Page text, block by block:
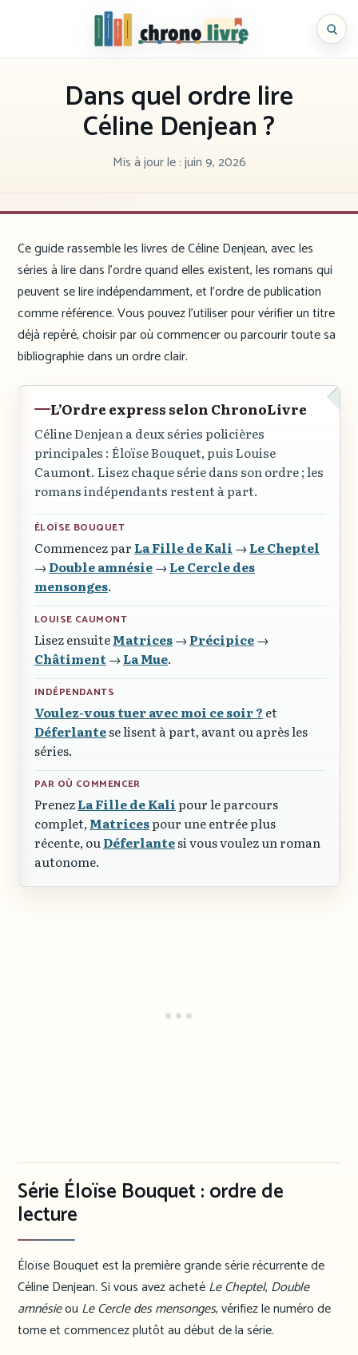
Chronolivre
Dans quel ordre lire
Céline Denjean ?
Mis à jour le :juin 9, 2026
Ce guide rassemble les livres de Céline Denjean, avec les
séries à lire dans l’ordre quand elles existent, les romans qui
peuvent se lire indépendamment, et l’ordre de publication
comme référence. Vous pouvez l’utiliser pour vérifier un titre
déjà repéré, choisir par où commencer ou parcourir toute sa
bibliographie dans un ordre clair.
L’Ordre express selon ChronoLivre
Céline Denjean a deux séries policières
principales : Éloïse Bouquet, puis Louise
Caumont. Lisez chaque série dans son ordre ; les
romans indépendants restent à part.
ÉLOÏSE BOUQUET
Commencez par La Fille de Kali →Le Cheptel
→Double amnésie→Le Cercle des
mensonges.
LOUISE CAUMONT
Lisez ensuiteMatrices→Précipice→
Châtiment→La Mue.
INDÉPENDANTS
Voulez-vous tuer avec moi ce soir ? et
Déferlantese lisent à part, avant ou après les
séries.
PAR OÙ COMMENCER
PrenezLa Fille de Kalipour le parcours
complet,Matricespour une entrée plus
récente, ouDéferlantesi vous voulez un roman
autonome.
Série Éloïse Bouquet : ordre de
lecture
Éloïse Bouquet est la première grande série récurrente de
Céline Denjean. Si vous avez achetéLe Cheptel, Double
amnésieou Le Cercle des mensonges, vérifiez le numéro de
tome et commencez plutôt au début de la série.